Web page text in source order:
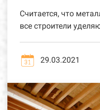
Считается, что
все строители
29.03.2021